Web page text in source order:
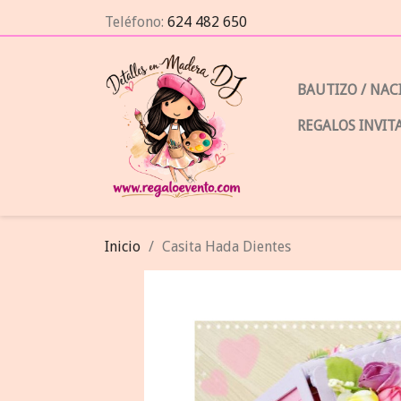
Teléfono: 624 482 650
BAUTIZO /
REGALOS
Inicio Casita Hada Dientes